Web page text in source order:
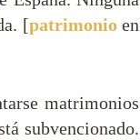
[patrimonioen
matrimonios
subvencionado.